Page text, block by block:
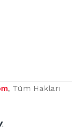
, Tüm Hakları